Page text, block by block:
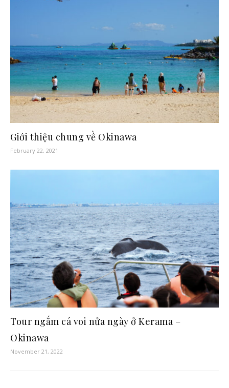
Giới thiệu chung về Okinawa
February 22, 2021
Tour ngắm cá voi nửa ngày ở Kerama –
Okinawa
November 21, 2022